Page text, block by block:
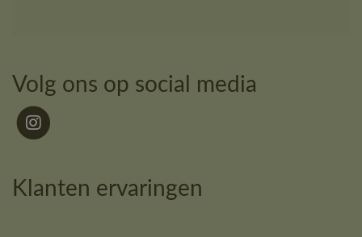
Volg ons op social media
Klanten ervaringen